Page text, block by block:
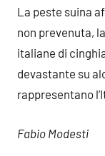
La peste suina
non prevenuta,
italiane di
devastante su
rappresentano
Fabio Modesti